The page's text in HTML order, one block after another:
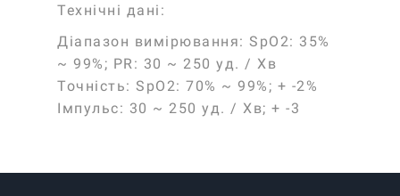
Технічні дані:
Діапазон вимірювання: SpO2: 35%
~ 99%; PR: 30 ~ 250 уд. / Хв
Точність: SpO2: 70% ~ 99%; + -2%
Імпульс: 30 ~ 250 уд. / Хв; + -3